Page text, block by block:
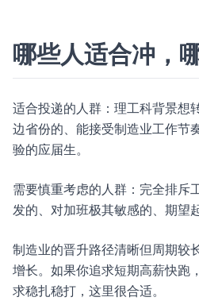
哪些人适合冲，
适合投递的人群：理工科背景想
边省份的、能接受制造业工作节
验的应届生。
需要慎重考虑的人群：完全排斥
发的、对加班极其敏感的、期望
制造业的晋升路径清晰但周期较
增长。如果你追求短期高薪快跑
求稳扎稳打，这里很合适。